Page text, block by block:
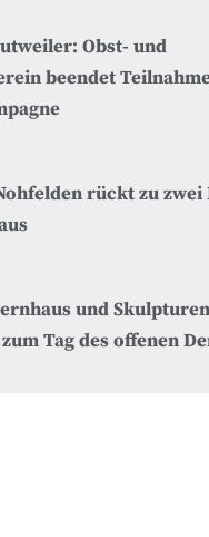
Obst- und
beendet
rückt zu zwei
und
Tag des offenen